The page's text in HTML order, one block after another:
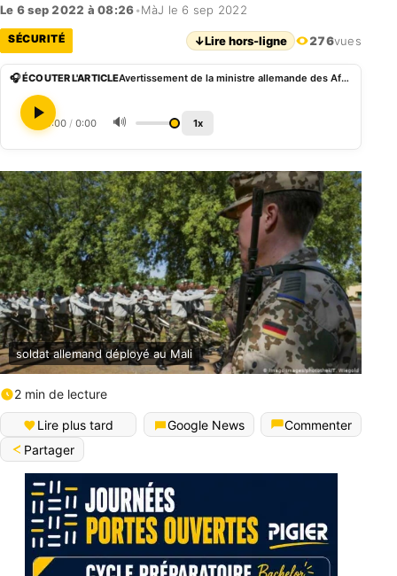
Le 6 sep 2022 à 08:26•MàJ le 6 sep 2022
SÉCURITÉ ↓Lire hors-ligne 276vues
🎧 ÉCOUTER L'ARTICLE Avertissement de la ministre allemande des Affaires étrangères aux autorités maliennes
0:00 / 0:00 🔊 1x
soldat allemand déployé au Mali
2 min de lecture
Lire plus tard Google News
Commenter
Partager